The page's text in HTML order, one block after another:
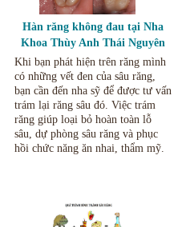
Hàn răng không đau tại Nha
Khoa Thùy Anh Thái Nguyên
Khi bạn phát hiện trên răng mình
có những vết đen của sâu răng,
bạn cần đến nha sỹ để được tư vấn
trám lại răng sâu đó. Việc trám
răng giúp loại bỏ hoàn toàn lỗ
sâu, dự phòng sâu răng và phục
hồi chức năng ăn nhai, thẩm mỹ.